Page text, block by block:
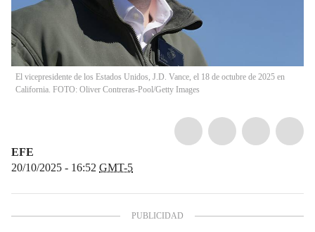
El vicepresidente de los Estados Unidos, J.D. Vance, el 18 de octubre de 2025 en
California. FOTO: Oliver Contreras-Pool/Getty Images
EFE
20/10/2025 - 16:52 GMT-5